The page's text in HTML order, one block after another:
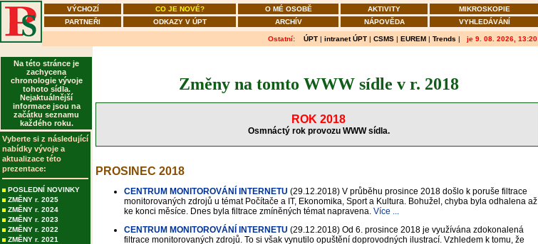
VÝCHOZÍ CO JE NOVÉ? O MÉ OSOBĚ AKTIVITY
MIKROSKOPIE
PARTNEŘI
ODKAZY V ÚPT ARCHÍV NÁPOVĚDA VYHLEDÁVÁNÍ
Ostatní: ÚPT | intranet ÚPT | CSMS | EUREM | Trends | je 9. 08. 2026, 13:20
Na této stránce je
zachycena
chronologie vývoje
tohoto sídla.
Nejaktuálnější
informace jsou na
začátku seznamu
každého roku.
Vyberte si z následující
nabídky vývoje a
aktualizace této
prezentace:
POSLEDNÍ NOVINKY
ZMĚNY r. 2025
ZMĚNY r. 2024
ZMĚNY r. 2023
ZMĚNY r. 2022
ZMĚNY r. 2021
Změny na tomto WWW sídle v r. 2018
ROK 2018
Osmnáctý rok provozu WWW sídla.
PROSINEC 2018
CENTRUM MONITOROVÁNÍ INTERNETU (29.12.2018) V průběhu prosince 2018 došlo k poruše filtrace
monitorovaných zdrojů u témat Počítače a IT, Ekonomika, Sport a Kultura. Bohužel, chyba byla odhalena až
ke konci měsíce. Dnes byla filtrace zmíněných témat napravena. Více ...
CENTRUM MONITOROVÁNÍ INTERNETU (29.12.2018) Od 6. prosince 2018 je využívána zdokonalená
filtrace monitorovaných zdrojů. To si však vynutilo opuštění doprovodných ilustrací. Vzhledem k tomu, že